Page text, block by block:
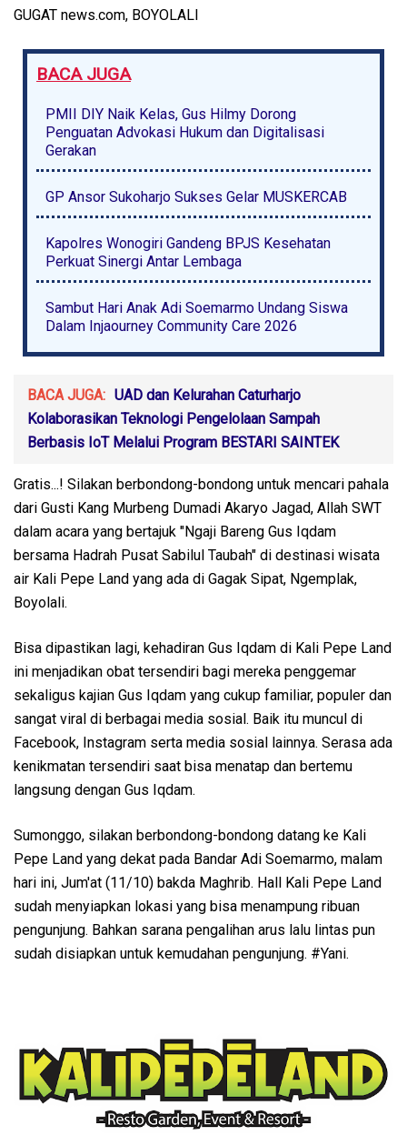
GUGAT news.com, BOYOLALI
BACA JUGA
PMII DIY Naik Kelas, Gus Hilmy Dorong
Penguatan Advokasi Hukum dan Digitalisasi
Gerakan
GP Ansor Sukoharjo Sukses Gelar MUSKERCAB
Kapolres Wonogiri Gandeng BPJS Kesehatan
Perkuat Sinergi Antar Lembaga
Sambut Hari Anak Adi Soemarmo Undang Siswa
Dalam Injaourney Community Care 2026
BACA JUGA: UAD dan Kelurahan Caturharjo
Kolaborasikan Teknologi Pengelolaan Sampah
Berbasis IoT Melalui Program BESTARI SAINTEK
Gratis...! Silakan berbondong-bondong untuk mencari pahala
dari Gusti Kang Murbeng Dumadi Akaryo Jagad, Allah SWT
dalam acara yang bertajuk "Ngaji Bareng Gus Iqdam
bersama Hadrah Pusat Sabilul Taubah" di destinasi wisata
air Kali Pepe Land yang ada di Gagak Sipat, Ngemplak,
Boyolali.
Bisa dipastikan lagi, kehadiran Gus Iqdam di Kali Pepe Land
ini menjadikan obat tersendiri bagi mereka penggemar
sekaligus kajian Gus Iqdam yang cukup familiar, populer dan
sangat viral di berbagai media sosial. Baik itu muncul di
Facebook, Instagram serta media sosial lainnya. Serasa ada
kenikmatan tersendiri saat bisa menatap dan bertemu
langsung dengan Gus Iqdam.
Sumonggo, silakan berbondong-bondong datang ke Kali
Pepe Land yang dekat pada Bandar Adi Soemarmo, malam
hari ini, Jum'at (11/10) bakda Maghrib. Hall Kali Pepe Land
sudah menyiapkan lokasi yang bisa menampung ribuan
pengunjung. Bahkan sarana pengalihan arus lalu lintas pun
sudah disiapkan untuk kemudahan pengunjung. #Yani.